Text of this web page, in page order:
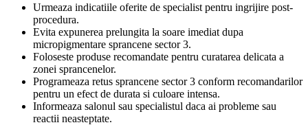
Urmeaza indicatiile oferite de specialist pentru ingrijire post-
procedura.
Evita expunerea prelungita la soare imediat dupa
micropigmentare sprancene sector 3.
Foloseste produse recomandate pentru curatarea delicata a
zonei sprancenelor.
Programeaza retus sprancene sector 3 conform recomandarilor
pentru un efect de durata si culoare intensa.
Informeaza salonul sau specialistul daca ai probleme sau
reactii neasteptate.